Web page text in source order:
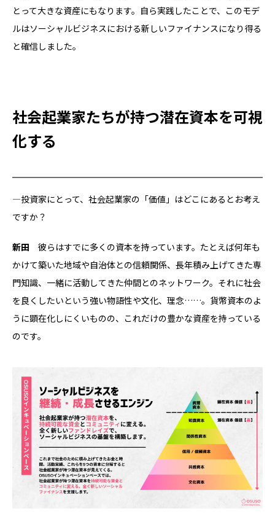
とって大きな資産にもなります。自ら実践したことで、このモデ
ルはソーシャルビジネスにおける新しいファイナンスになり得る
と確信しました。
社会起業家たちが持つ潜在資本を可視
化する
―投資家にとって、社会起業家の「価値」はどこにあるとお考え
ですか？
新田 彼らはすでに多くの資本を持っています。たとえば何年も
かけて築いた地域や自治体との信頼関係、長年積み上げてきた専
門知識、一緒に活動してきた仲間とのネットワーク。それに社会
を良くしたいという強い物語性や文化、理念……。貨幣資本のよ
うに顕在化しにくいものの、これだけの豊かな資産を持っている
のです。